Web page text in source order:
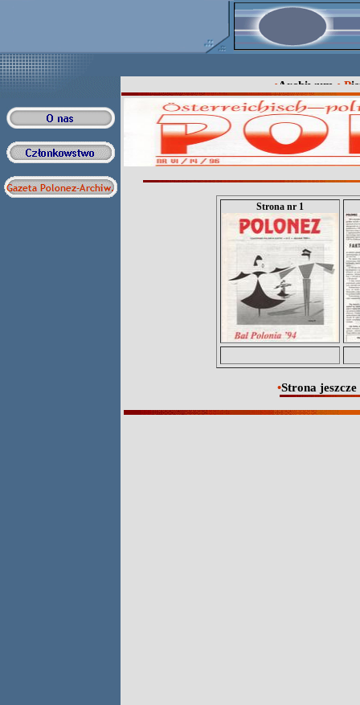
• Archiwum • P
Strona nr 1
•Strona